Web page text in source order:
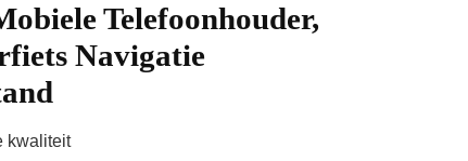
Telefoonhouder,
Navigatie
kwaliteit